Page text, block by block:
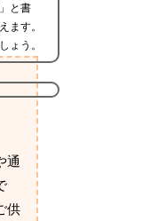
と書
ます。
ょう。
通
供